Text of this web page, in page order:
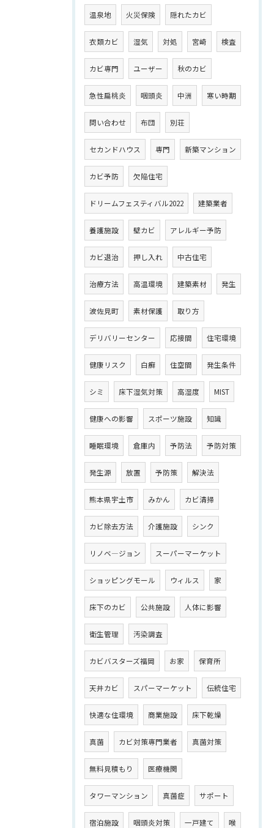
温泉地 火災保険 隠れたカビ
衣類カビ 湿気 対処 宮崎 検査
カビ専門 ユーザー 秋のカビ
急性扁桃炎 咽頭炎 中洲 寒い時期
問い合わせ 布団 別荘
セカンドハウス 専門 新築マンション
カビ予防 欠陥住宅
ドリームフェスティバル2022 建築業者
養護施設 壁カビ アレルギー予防
カビ退治 押し入れ 中古住宅
治療方法 高温環境 建築素材 発生
波佐見町 素材保護 取り方
デリバリーセンター 応接間 住宅環境
健康リスク 白癬 住空間 発生条件
シミ 床下湿気対策 高湿度 MIST
健康への影響 スポーツ施設 知識
睡眠環境 倉庫内 予防法 予防対策
発生源 放置 予防策 解決法
熊本県宇土市 みかん カビ清掃
カビ除去方法 介護施設 シンク
リノベ―ジョン スーパーマーケット
ショッピングモール ウィルス 家
床下のカビ 公共施設 人体に影響
衛生管理 汚染調査
カビバスターズ福岡 お家 保育所
天井カビ スパーマーケット 伝統住宅
快適な住環境 商業施設 床下乾燥
真菌 カビ対策専門業者 真菌対策
無料見積もり 医療機関
タワーマンション 真菌症 サポート
宿泊施設 咽頭炎対策 一戸建て 喉